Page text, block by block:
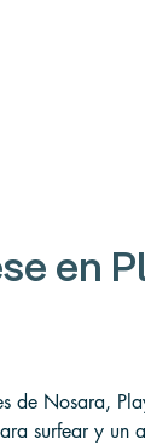
en
de Nosara,
surfear y un